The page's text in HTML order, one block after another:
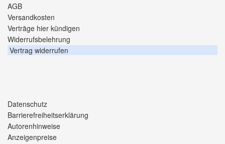
AGB
Versandkosten
Verträge hier kündigen
Widerrufsbelehrung
Vertrag widerrufen
Datenschutz
Barrierefreiheitserklärung
Autorenhinweise
Anzeigenpreise